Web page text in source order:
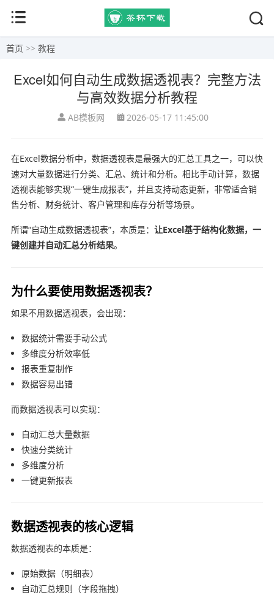
首页 >> 教程
Excel如何自动生成数据透视表？完整方法
与高效数据分析教程
AB模板网 2026-05-17 11:45:00
在Excel数据分析中，数据透视表是最强大的汇总工具之一，可以快
速对大量数据进行分类、汇总、统计和分析。相比手动计算，数据
透视表能够实现“一键生成报表”，并且支持动态更新，非常适合销
售分析、财务统计、客户管理和库存分析等场景。
所谓“自动生成数据透视表”，本质是： 让Excel基于结构化数据，一
键创建并自动汇总分析结果。
为什么要使用数据透视表？
如果不用数据透视表，会出现：
数据统计需要手动公式
多维度分析效率低
报表重复制作
数据容易出错
而数据透视表可以实现：
自动汇总大量数据
快速分类统计
多维度分析
一键更新报表
数据透视表的核心逻辑
数据透视表的本质是：
原始数据（明细表）
自动汇总规则（字段拖拽）